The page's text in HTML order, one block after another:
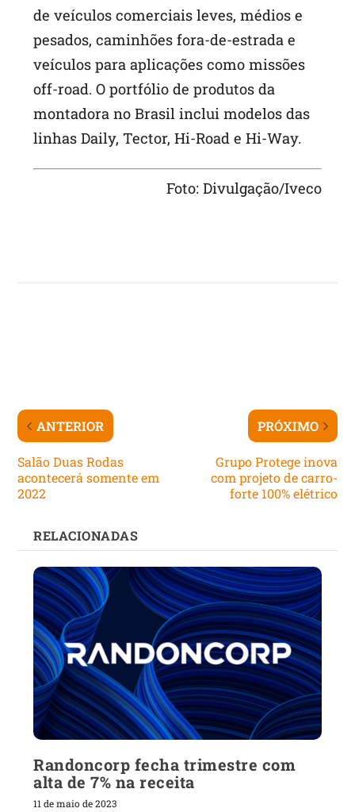
de veículos comerciais leves, médios e
pesados, caminhões fora-de-estrada e
veículos para aplicações como missões
off-road. O portfólio de produtos da
montadora no Brasil inclui modelos das
linhas Daily, Tector, Hi-Road e Hi-Way.
Foto: Divulgação/Iveco
ANTERIOR
Salão Duas Rodas
acontecerá somente em
2022
PRÓXIMO
Grupo Protege inova
com projeto de carro-
forte 100% elétrico
RELACIONADAS
Randoncorp fecha trimestre com
alta de 7% na receita
11 de maio de 2023